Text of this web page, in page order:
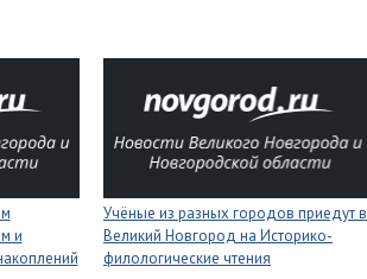
и
Учёные из разных городов приедут в
Великий Новгород на Историко-
филологические чтения